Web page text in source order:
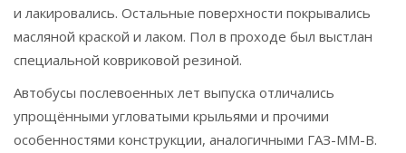
и лакировались. Остальные поверхности покрывались
масляной краской и лаком. Пол в проходе был выстлан
специальной ковриковой резиной.
Автобусы послевоенных лет выпуска отличались
упрощёнными угловатыми крыльями и прочими
особенностями конструкции, аналогичными ГАЗ-ММ-В.